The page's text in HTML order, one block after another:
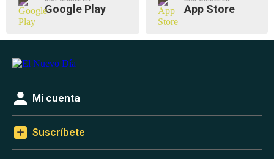
Google Play App Store
Mi cuenta
Suscríbete